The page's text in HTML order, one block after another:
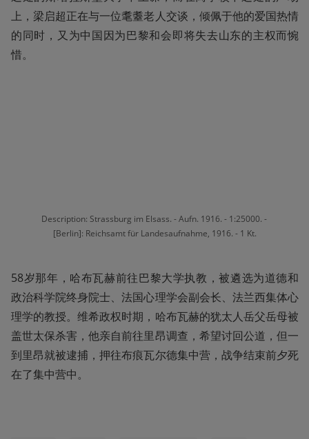
上，梁启超正在与一位耄耋老人交谈，倾佩于他的爱国热情
的同时，又为中国因为巴黎和会即将失去山东的主权而惋
惜。
Description: Strassburg im Elsass. - Aufn. 1916. - 1:25000. -
[Berlin]: Reichsamt für Landesaufnahme, 1916. - 1 Kt.
58岁那年，哈布瓦赫前往巴黎大学执教，被遴选为道德和
政治科学院终身院士、法国心理学会副会长、法兰西集体心
理学的教授。维希政权时期，哈布瓦赫的犹太人岳父岳母被
盖世太保杀害，他亲自前往里昂调查，希望讨回公道，但一
到里昂就被逮捕，押往布痕瓦尔德集中营，战争结束前夕死
在了集中营中。